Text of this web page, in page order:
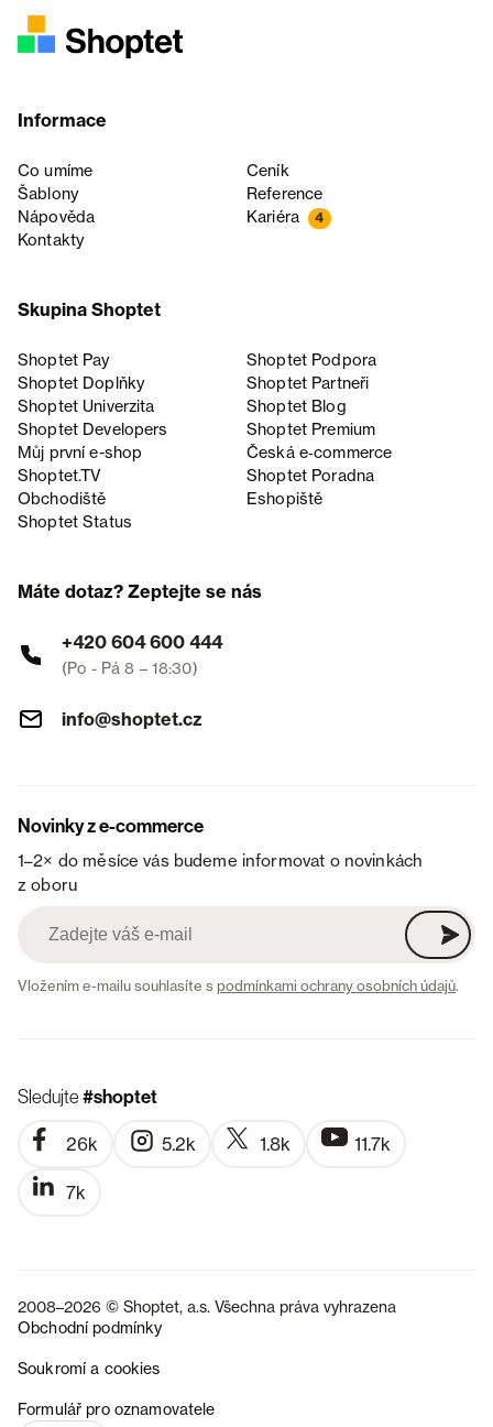
Informace
Co umíme
Ceník
Šablony
Reference
Nápověda
Kariéra 4
Kontakty
Skupina Shoptet
Shoptet Pay
Shoptet Podpora
Shoptet Doplňky
Shoptet Partneři
Shoptet Univerzita
Shoptet Blog
Shoptet Developers
Shoptet Premium
Můj první e-shop
Česká e‑commerce
Shoptet.TV
Shoptet Poradna
Obchodiště
Eshopiště
Shoptet Status
Máte dotaz? Zeptejte se nás
+420 604 600 444
(Po - Pá 8 – 18:30)
info@shoptet.cz
Novinky z e-commerce
1–2× do měsíce vás budeme informovat o novinkách
z oboru
Vložením e-mailu souhlasíte spodmínkami ochrany osobních údajů.
Sledujte#shoptet
26k 5.2k 1.8k 11.7k
7k
2008–2026 © Shoptet, a.s. Všechna práva vyhrazena
Obchodní podmínky
Soukromí a cookies
Formulář pro oznamovatele